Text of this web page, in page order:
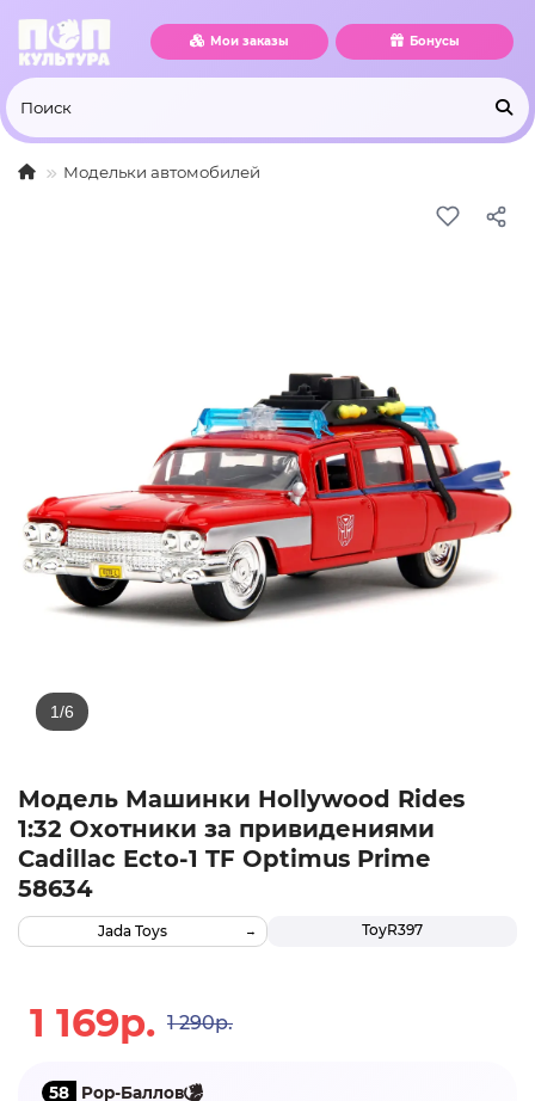
Мои заказы Бонусы
Модельки автомобилей
Модель Машинки Hollywood Rides
1:32 Охотники за привидениями
Cadillac Ecto-1 TF Optimus Prime
58634
ТоуR397
Jada Toys
1 169р. 1 290р.
58 Pop-Баллов